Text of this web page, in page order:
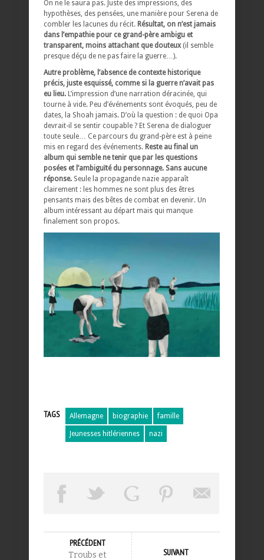
On ne le saura pas. Juste des impressions, des
hypothèses, des pensées, une manière pour Serena de
combler les lacunes du récit. Résultat, on n’est jamais
dans l’empathie pour ce grand-père ambigu et
transparent, moins attachant que douteux(il semble
presque déçu de ne pas faire la guerre…).
Autre problème, l’absence de contexte historique
précis, juste esquissé, comme si la guerre n’avait pas
eu lieu. L’impression d’une narration déracinée, qui
tourne à vide. Peu d’événements sont évoqués, peu de
dates, la Shoah jamais. D’où la question : de quoi Opa
devrait-il se sentir coupable ? Et Serena de dialoguer
toute seule… Ce parcours du grand-père est à peine
mis en regard des événements. Reste au final un
album qui semble ne tenir que par les questions
posées et l’ambiguïté du personnage. Sans aucune
réponse. Seule la propagande nazie apparaît
clairement : les hommes ne sont plus des êtres
pensants mais des bêtes de combat en devenir. Un
album intéressant au départ mais qui manque
finalement son propos.
TAGS Allemagne biographie famille
Jeunesses hitlériennes nazi
PRÉCÉDENT
Troubs et
SUIVANT